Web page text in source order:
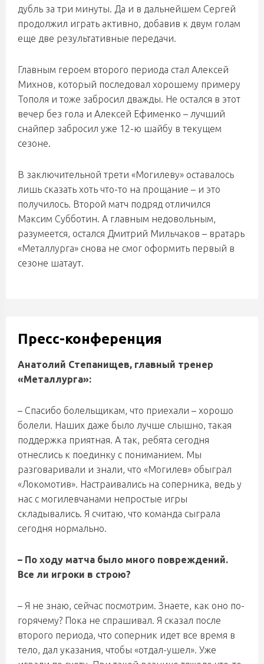
дубль за три минуты. Да и в дальнейшем Сергей
продолжил играть активно, добавив к двум голам
еще две результативные передачи.
Главным героем второго периода стал Алексей
Михнов, который последовал хорошему примеру
Тополя и тоже забросил дважды. Не остался в этот
вечер без гола и Алексей Ефименко – лучший
снайпер забросил уже 12-ю шайбу в текущем
сезоне.
В заключительной трети «Могилеву» оставалось
лишь сказать хоть что-то на прощание – и это
получилось. Второй матч подряд отличился
Максим Субботин. А главным недовольным,
разумеется, остался Дмитрий Мильчаков – вратарь
«Металлурга» снова не смог оформить первый в
сезоне шатаут.
Пресс-конференция
Анатолий Степанищев, главный тренер
«Металлурга»:
– Спасибо болельщикам, что приехали – хорошо
болели. Наших даже было лучше слышно, такая
поддержка приятная. А так, ребята сегодня
отнеслись к поединку с пониманием. Мы
разговаривали и знали, что «Могилев» обыграл
«Локомотив». Настраивались на соперника, ведь у
нас с могилевчанами непростые игры
складывались. Я считаю, что команда сыграла
сегодня нормально.
– По ходу матча было много повреждений.
Все ли игроки в строю?
– Я не знаю, сейчас посмотрим. Знаете, как оно по-
горячему? Пока не спрашивал. Я сказал после
второго периода, что соперник идет все время в
тело, дал указания, чтобы «отдал-ушел». Уже